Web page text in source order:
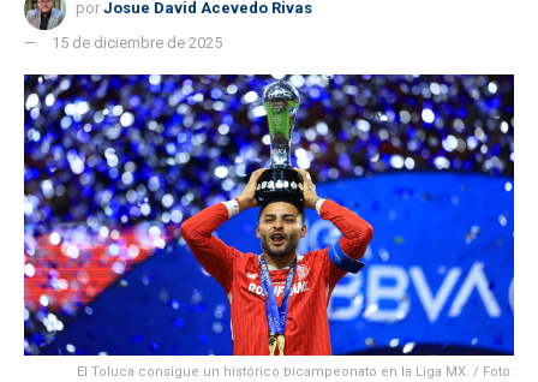
por Josue David Acevedo Rivas
15 de diciembre de 2025
El Toluca consigue un histórico bicampeonato en la Liga MX. / Foto: